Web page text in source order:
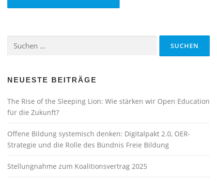
nach:
NEUESTE BEITRÄGE
The Rise of the Sleeping Lion: Wie stärken wir Open Education
für die Zukunft?
Offene Bildung systemisch denken: Digitalpakt 2.0, OER-
Strategie und die Rolle des Bündnis Freie Bildung
Stellungnahme zum Koalitionsvertrag 2025